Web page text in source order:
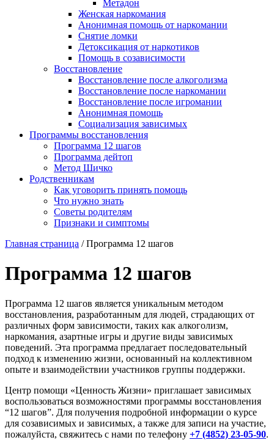
Метадон
Женская наркомания
Анонимная помощь от наркомании
Снятие ломки
Детоксикация от наркотиков
Помощь в созависимости
Восстановление
Восстановление после алкоголизма
Восстановление после наркомании
Восстановление после игромании
Анонимная помощь
Социализация зависимых
Программы восстановления
Программа 12 шагов
Программа дейтоп
Метод Шичко
Родственникам
Как уговорить принять помощь
Что нужно знать
Советы родителям
Признаки и симптомы
Главная страница /Программа 12 шагов
Программа 12 шагов
Программа 12 шагов является уникальным методом
восстановления, разработанным для людей, страдающих от
различных форм зависимости, таких как алкоголизм,
наркомания, азартные игры и другие виды зависимых
поведений. Эта программа предлагает последовательный
подход к изменению жизни, основанный на коллективном
опыте и взаимодействии участников группы поддержки.
Центр помощи «Ценность Жизни» приглашает зависимых
воспользоваться возможностями программы восстановления
“12 шагов”. Для получения подробной информации о курсе
для созависимых и зависимых, а также для записи на участие,
пожалуйста, свяжитесь с нами по телефону +7 (4852) 23-05-90.